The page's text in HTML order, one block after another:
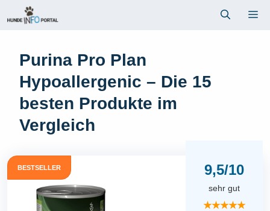
Inhalt
Purina Pro Plan
Hypoallergenic – Die 15
besten Produkte im
Vergleich
BESTSELLER 9,5/10
sehr gut
★★★★★